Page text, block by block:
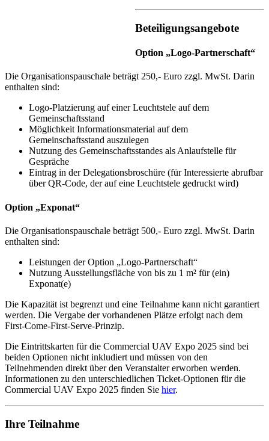
Beteiligungsangebote
Option „Logo-Partnerschaft“
Die Organisationspauschale beträgt 250,- Euro zzgl. MwSt. Darin
enthalten sind:
Logo-Platzierung auf einer Leuchtstele auf dem
Gemeinschaftsstand
Möglichkeit Informationsmaterial auf dem
Gemeinschaftsstand auszulegen
Nutzung des Gemeinschaftsstandes als Anlaufstelle für
Gespräche
Eintrag in der Delegationsbroschüre (für Interessierte abrufbar
über QR-Code, der auf eine Leuchtstele gedruckt wird)
Option „Exponat“
Die Organisationspauschale beträgt 500,- Euro zzgl. MwSt. Darin
enthalten sind:
Leistungen der Option „Logo-Partnerschaft“
Nutzung Ausstellungsfläche von bis zu 1 m² für (ein)
Exponat(e)
Die Kapazität ist begrenzt und eine Teilnahme kann nicht garantiert
werden. Die Vergabe der vorhandenen Plätze erfolgt nach dem
First-Come-First-Serve-Prinzip.
Die Eintrittskarten für die Commercial UAV Expo 2025 sind bei
beiden Optionen nicht inkludiert und müssen von den
Teilnehmenden direkt über den Veranstalter erworben werden.
Informationen zu den unterschiedlichen Ticket-Optionen für die
Commercial UAV Expo 2025 finden Sie hier.
Ihre Teilnahme